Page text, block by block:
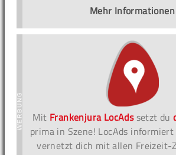
Mehr Informationen
Mit Frankenjura LocAdssetzt du
prima in Szene! LocAds
vernetzt dich mit allen Freizeit-